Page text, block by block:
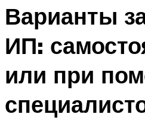
Варианты
ИП:
или при